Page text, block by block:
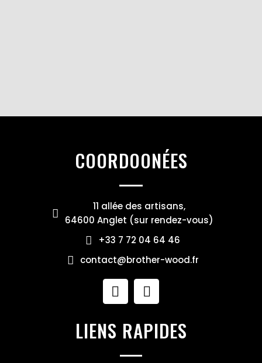
COORDOONÉES
11 allée des artisans,
64600 Anglet (sur rendez-vous)
+33 7 72 04 64 46
contact@brother-wood.fr
LIENS RAPIDES